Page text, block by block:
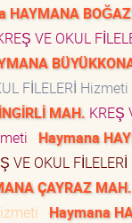
HAYMANA
VE OKUL
FİLELERİ Hizmeti
MAH. KREŞ
Haymana
VE OKUL
ÇAYRAZ MAH.
Haymana